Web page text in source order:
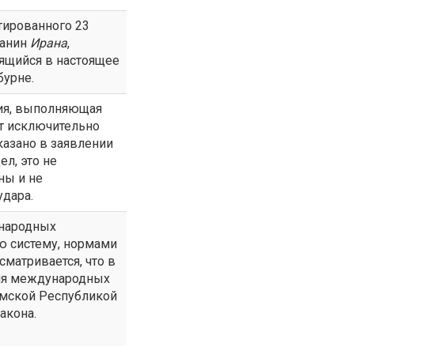
23
Ирана,
в настоящее
выполняющая
исключительно
в заявлении
это не
и не
систему, нормами
что в
международных
Республикой